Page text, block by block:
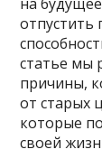
отпустить
статье мы
причины,
от старых
которые
своей